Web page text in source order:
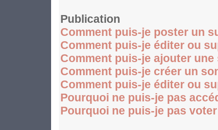
Publication
Comment puis-je poster un
Comment puis-je éditer ou
Comment puis-je ajouter
Comment puis-je créer un
Comment puis-je éditer ou
Pourquoi ne puis-je pas
Pourquoi ne puis-je pas